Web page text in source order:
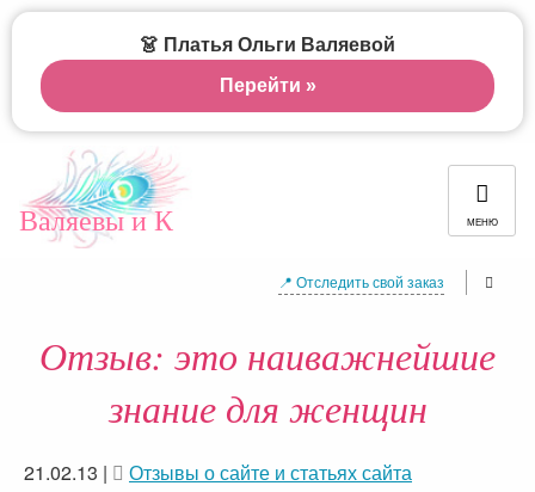
Валяевы и К МЕНЮ
📍 Отследить свой заказ
Отзыв: это наиважнейшие
знание для женщин
21.02.13 | Отзывы о сайте и статьях сайта
👗 Платья Ольги Валяевой
Перейти »